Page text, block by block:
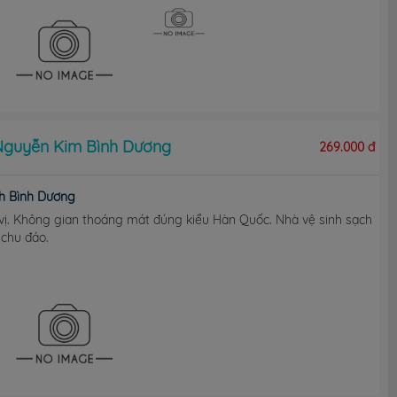
Kim Bình Dương 269.000 đ
Bình Dương
Không gian thoáng mát đúng kiểu Hàn Quốc. Nhà vệ sinh sạch
đáo.